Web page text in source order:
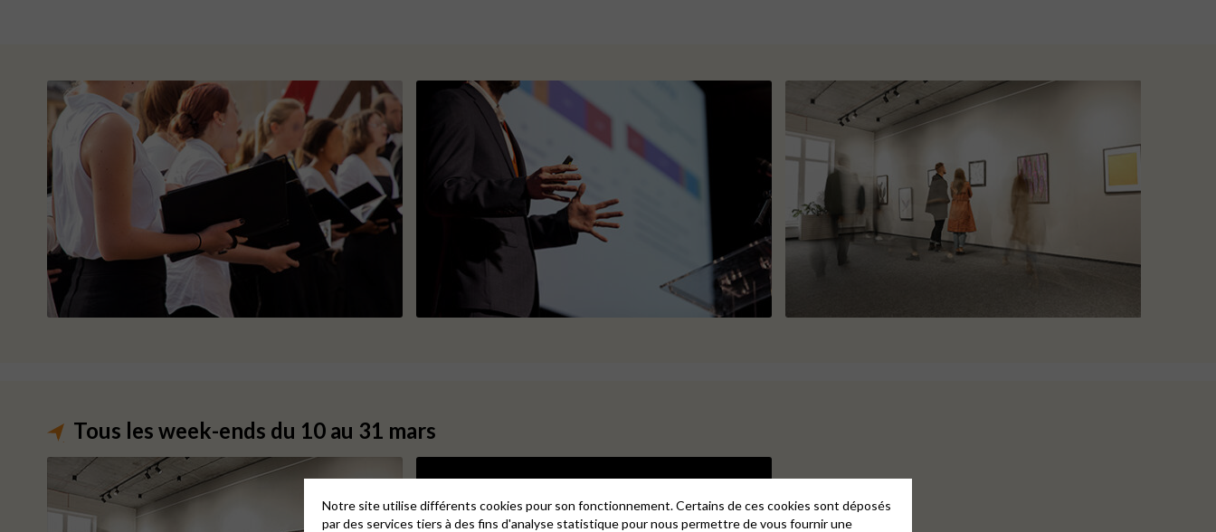
Tous les week-ends du 10 au 31 mars
Notre site utilise différents cookies pour son fonctionnement. Certains de ces cookies sont déposés
par des services tiers à des fins d'analyse statistique pour nous permettre de vous fournir une